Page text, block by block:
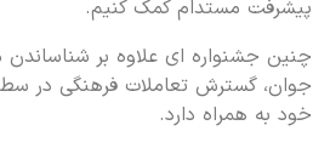
پیشرفت مستدام کمک کنیم.
چنین جشنواره ای علاوه بر شناساندن
جوان، گسترش تعاملات فرهنگی در سطح
خود به همراه دارد.